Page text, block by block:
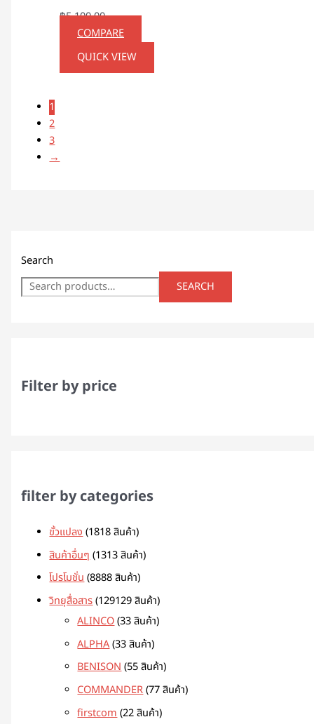
Search
SEARCH
Filter by price
filter by categories
ขั้วแปลง 1818 สินค้า
สินค้าอื่นๆ 1313 สินค้า
โปรโมชั่น 8888 สินค้า
วิทยุสื่อสาร 129129 สินค้า
ALINCO 33 สินค้า
ALPHA 33 สินค้า
BENISON 55 สินค้า
COMMANDER 77 สินค้า
firstcom 22 สินค้า
฿5,100.00
COMPARE
QUICK VIEW
1
2
3
→